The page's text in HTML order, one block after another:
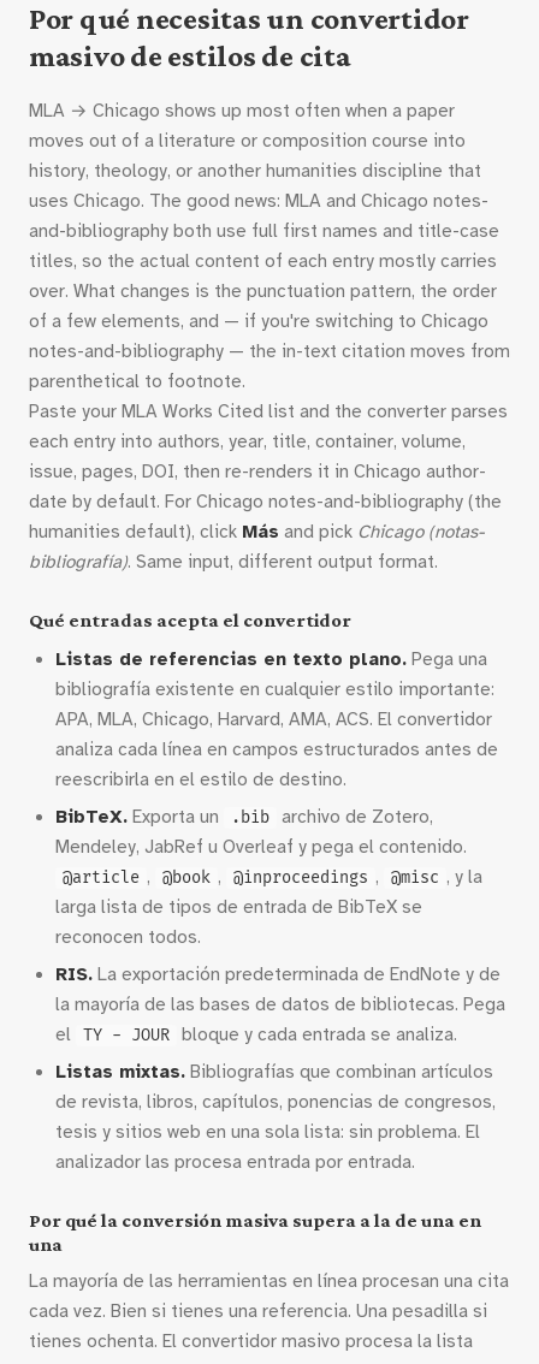
Por qué necesitas un convertidor
masivo de estilos de cita
MLA → Chicago shows up most often when a paper
moves out of a literature or composition course into
history, theology, or another humanities discipline that
uses Chicago. The good news: MLA and Chicago notes-
and-bibliography both use full first names and title-case
titles, so the actual content of each entry mostly carries
over. What changes is the punctuation pattern, the order
of a few elements, and — if you're switching to Chicago
notes-and-bibliography — the in-text citation moves from
parenthetical to footnote.
Paste your MLA Works Cited list and the converter parses
each entry into authors, year, title, container, volume,
issue, pages, DOI, then re-renders it in Chicago author-
date by default. For Chicago notes-and-bibliography (the
humanities default), click Más and pick Chicago (notas-
bibliografía). Same input, different output format.
Qué entradas acepta el convertidor
Listas de referencias en texto plano. Pega una
bibliografía existente en cualquier estilo importante:
APA, MLA, Chicago, Harvard, AMA, ACS. El convertidor
analiza cada línea en campos estructurados antes de
reescribirla en el estilo de destino.
BibTeX. Exporta un .bib
archivo de Zotero,
Mendeley, JabRef u Overleaf y pega el contenido.
@article , @book , @inproceedings , @misc , y la
larga lista de tipos de entrada de BibTeX se
reconocen todos.
RIS. La exportación predeterminada de EndNote y de
la mayoría de las bases de datos de bibliotecas. Pega
el
TY - JOUR
bloque y cada entrada se analiza.
Listas mixtas. Bibliografías que combinan artículos
de revista, libros, capítulos, ponencias de congresos,
tesis y sitios web en una sola lista: sin problema. El
analizador las procesa entrada por entrada.
Por qué la conversión masiva supera a la de una en
una
La mayoría de las herramientas en línea procesan una cita
cada vez. Bien si tienes una referencia. Una pesadilla si
tienes ochenta. El convertidor masivo procesa la lista